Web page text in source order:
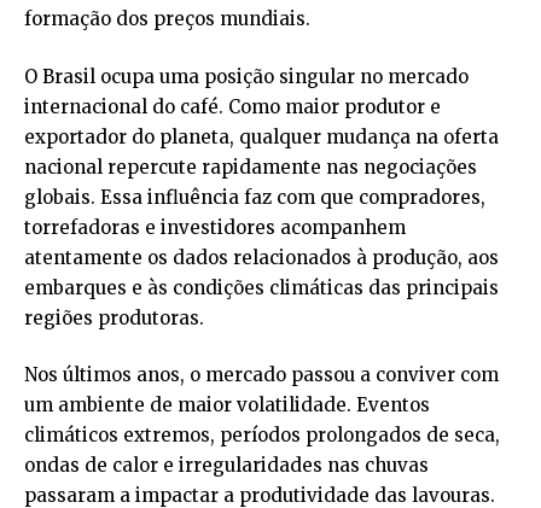
formação dos preços mundiais.
O Brasil ocupa uma posição singular no mercado
internacional do café. Como maior produtor e
exportador do planeta, qualquer mudança na oferta
nacional repercute rapidamente nas negociações
globais. Essa influência faz com que compradores,
torrefadoras e investidores acompanhem
atentamente os dados relacionados à produção, aos
embarques e às condições climáticas das principais
regiões produtoras.
Nos últimos anos, o mercado passou a conviver com
um ambiente de maior volatilidade. Eventos
climáticos extremos, períodos prolongados de seca,
ondas de calor e irregularidades nas chuvas
passaram a impactar a produtividade das lavouras.